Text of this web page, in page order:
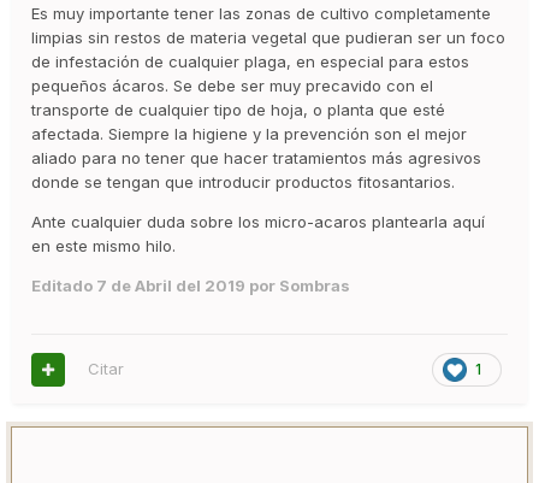
Es muy importante tener las zonas de cultivo completamente
limpias sin restos de materia vegetal que pudieran ser un foco
de infestación de cualquier plaga, en especial para estos
pequeños ácaros. Se debe ser muy precavido con el
transporte de cualquier tipo de hoja, o planta que esté
afectada. Siempre la higiene y la prevención son el mejor
aliado para no tener que hacer tratamientos más agresivos
donde se tengan que introducir productos fitosantarios.
Ante cualquier duda sobre los micro-acaros plantearla aquí
en este mismo hilo.
Editado 7 de Abril del 2019 por Sombras
1
Citar